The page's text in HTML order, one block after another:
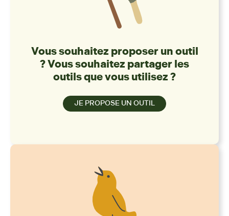
Vous souhaitez proposer un outil
? Vous souhaitez partager les
outils que vous utilisez ?
JE PROPOSE UN OUTIL